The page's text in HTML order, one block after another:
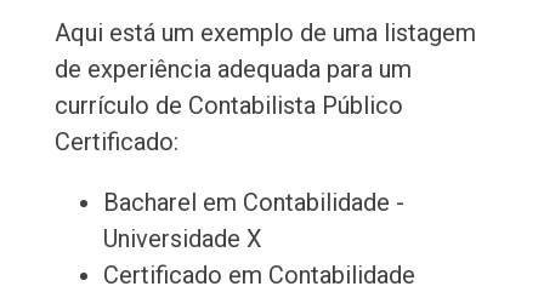
Aqui está um exemplo de uma listagem
de experiência adequada para um
currículo de Contabilista Público
Certificado:
Bacharel em Contabilidade -
Universidade X
Certificado em Contabilidade